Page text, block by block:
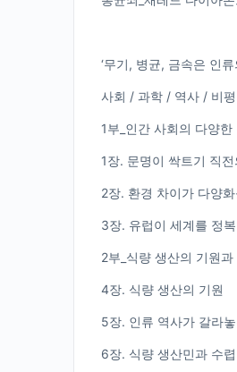
‘무기, 병균, 금속은 인류
사회 / 과학 / 역사 / 비평
1부_인간 사회의 다양한
1장. 문명이 싹트기 직
2장. 환경 차이가 다양
3장. 유럽이 세계를 정
2부_식량 생산의 기원
4장. 식량 생산의 기원
5장. 인류 역사가 갈라
6장. 식량 생산민과 수